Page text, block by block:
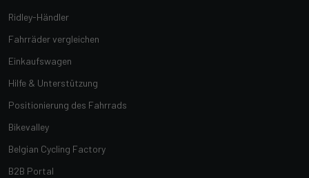
Ridley-Händler
Fahrräder vergleichen
Einkaufswagen
Hilfe & Unterstützung
Positionierung des Fahrrads
Bikevalley
Belgian Cycling Factory
B2B Portal